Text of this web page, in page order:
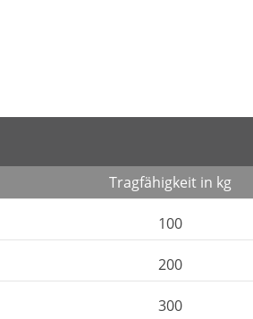
Tragfähigkeit in kg
100
200
300